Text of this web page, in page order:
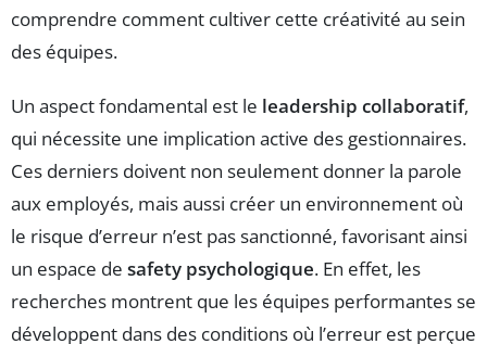
comprendre comment cultiver cette créativité au sein
des équipes.
Un aspect fondamental est le leadership collaboratif,
qui nécessite une implication active des gestionnaires.
Ces derniers doivent non seulement donner la parole
aux employés, mais aussi créer un environnement où
le risque d’erreur n’est pas sanctionné, favorisant ainsi
un espace de safety psychologique. En effet, les
recherches montrent que les équipes performantes se
développent dans des conditions où l’erreur est perçue